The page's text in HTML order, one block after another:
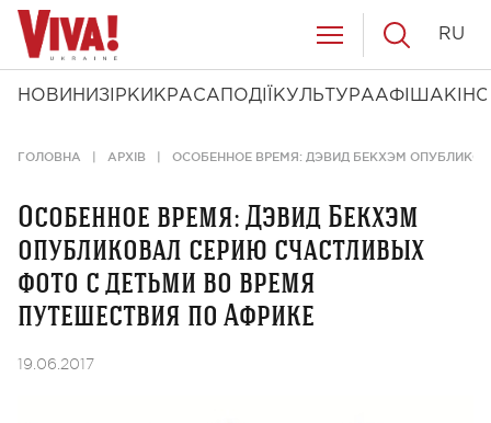
НОВИНИ ЗІРКИ КРАСА ПОДІЇ КУЛЬТУРААФІША КІНО
RU
ГОЛОВНА АРХІВ ОСОБЕННОЕ ВРЕМЯ: ДЭВИД БЕКХЭМ
Особенное время: Дэвид Бекхэм
опубликовал серию счастливых
фото с детьми во время
путешествия по Африке
19.06.2017